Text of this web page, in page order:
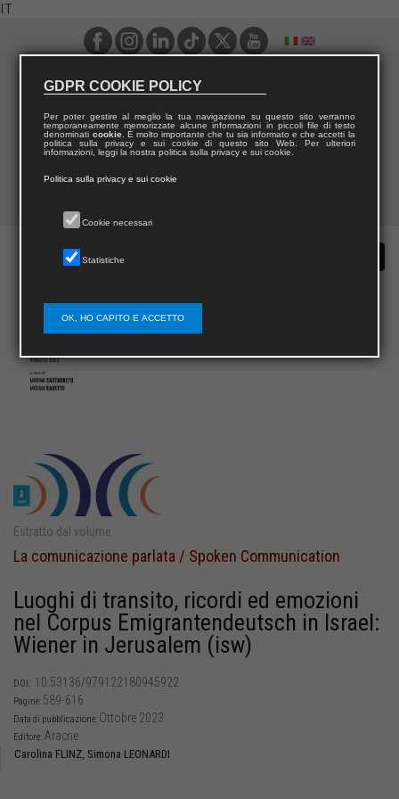
IT
Estratto dal volume
La comunicazione parlata / Spoken Communication
Luoghi di transito, ricordi ed emozioni
nel Corpus Emigrantendeutsch in Israel:
Wiener in Jerusalem (isw)
DOI: 10.53136/979122180945922
Pagine: 589-616
Data di pubblicazione: Ottobre 2023
Editore: Aracne
Carolina FLINZ, Simona LEONARDI
GDPR COOKIE POLICY
Per poter gestire al meglio la tua navigazione su questo sito verranno
temporaneamente memorizzate alcune informazioni in piccoli file di testo
denominati cookie. È molto importante che tu sia informato e che accetti la
politica sulla privacy e sui cookie di questo sito Web. Per ulteriori
informazioni, leggi la nostra politica sulla privacy e sui cookie.
Politica sulla privacy e sui cookie
Cookie necessari
Statistiche
OK, HO CAPITO E ACCETTO